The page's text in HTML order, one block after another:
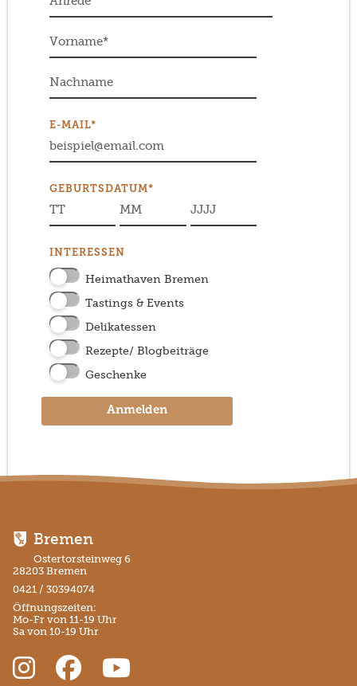
E-MAIL*
GEBURTSDATUM*
INTERESSEN
Heimathaven Bremen
Tastings & Events
Delikatessen
Rezepte/ Blogbeiträge
Geschenke
Anmelden
Bremen
Ostertorsteinweg 6
28203 Bremen
0421 / 30394074
Öffnungszeiten:
Mo-Fr von 11-19 Uhr
Sa von 10-19 Uhr